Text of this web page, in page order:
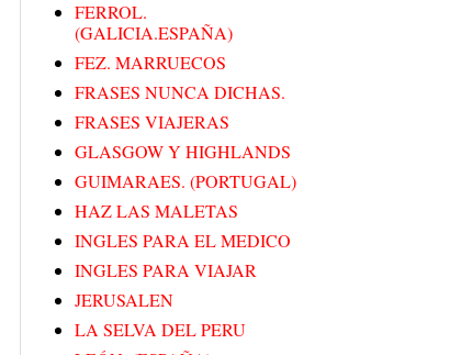
FERROL.
(GALICIA.ESPAÑA)
FEZ. MARRUECOS
FRASES NUNCA DICHAS.
FRASES VIAJERAS
GLASGOW Y HIGHLANDS
GUIMARAES. (PORTUGAL)
HAZ LAS MALETAS
INGLES PARA EL MEDICO
INGLES PARA VIAJAR
JERUSALEN
LA SELVA DEL PERU